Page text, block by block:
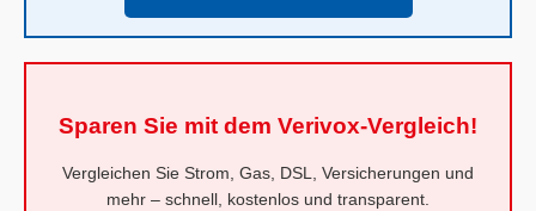
Sparen Sie mit dem Verivox-Vergleich!
Vergleichen Sie Strom, Gas, DSL, Versicherungen und
mehr – schnell, kostenlos und transparent.